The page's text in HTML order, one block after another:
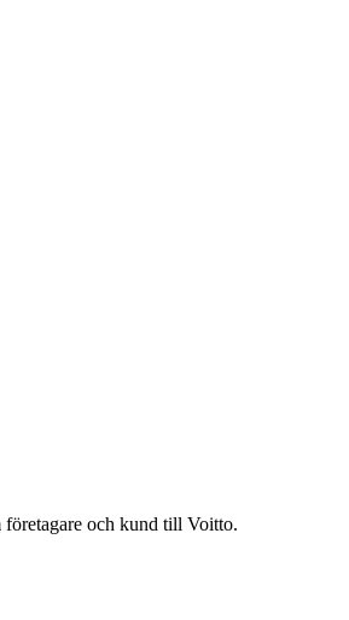
och kund till Voitto.